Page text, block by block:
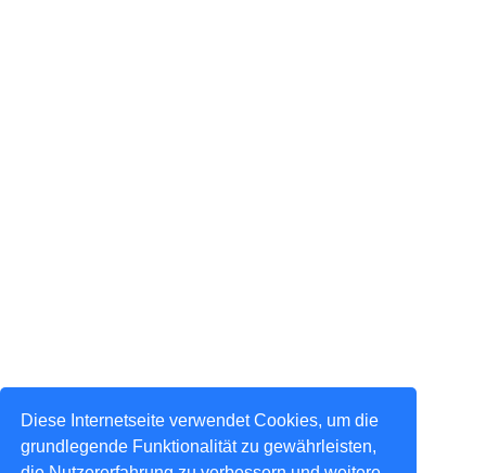
Diese Internetseite verwendet Cookies, um die
grundlegende Funktionalität zu gewährleisten,